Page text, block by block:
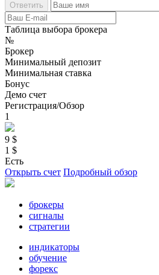
Таблица выбора брокера
№
Брокер
Минимальный депозит
Минимальная ставка
Бонус
Демо счет
Регистрация/Обзор
1
9 $
1 $
Есть
Открыть счет Подробный обзор
брокеры
сигналы
стратегии
индикаторы
обучение
форекс